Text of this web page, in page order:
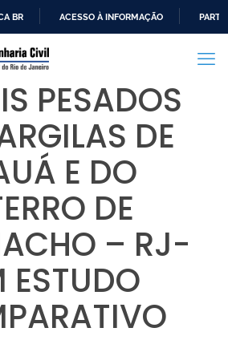
PARA
CONTEÚDO
BR ACESSO À INFORMAÇÃO
PESADOS
DE
E DO
DE
– RJ-
ESTUDO